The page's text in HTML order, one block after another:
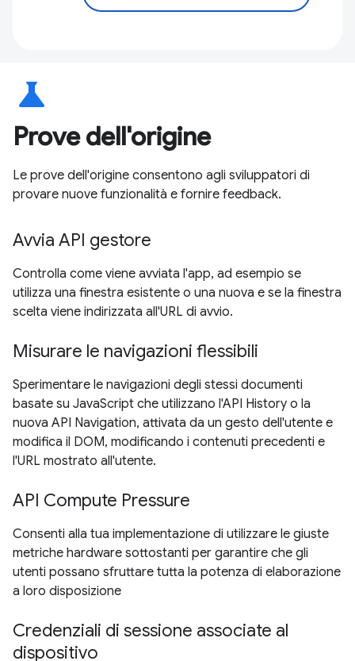
science
Prove dell'origine
Le prove dell'origine consentono agli sviluppatori di
provare nuove funzionalità e fornire feedback.
Avvia API gestore
Controlla come viene avviata l'app, ad esempio se
utilizza una finestra esistente o una nuova e se la finestra
scelta viene indirizzata all'URL di avvio.
Misurare le navigazioni flessibili
Sperimentare le navigazioni degli stessi documenti
basate su JavaScript che utilizzano l'API History o la
nuova API Navigation, attivata da un gesto dell'utente e
modifica il DOM, modificando i contenuti precedenti e
l'URL mostrato all'utente.
API Compute Pressure
Consenti alla tua implementazione di utilizzare le giuste
metriche hardware sottostanti per garantire che gli
utenti possano sfruttare tutta la potenza di elaborazione
a loro disposizione
Credenziali di sessione associate al
dispositivo